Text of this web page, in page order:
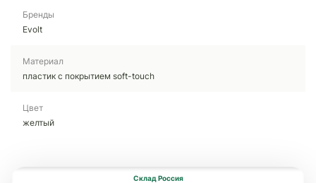
Бренды
Evolt
Материал
пластик с покрытием soft-touch
Цвет
желтый
Склад Россия